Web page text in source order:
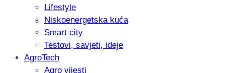
Isprobali smo: Thermostar
Lifestyle
Niskoenergetska kuća
Smart city
Testovi, savjeti, ideje
AgroTech
Agro vijesti